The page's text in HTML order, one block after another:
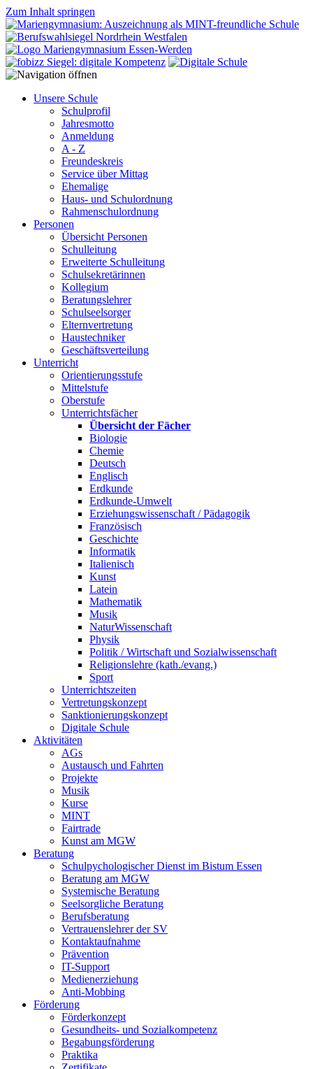
Zum Inhalt springen
Unsere Schule
Schulprofil
Jahresmotto
Anmeldung
A - Z
Freundeskreis
Service über Mittag
Ehemalige
Haus- und Schulordnung
Rahmenschulordnung
Personen
Übersicht Personen
Schulleitung
Erweiterte Schulleitung
Schulsekretärinnen
Kollegium
Beratungslehrer
Schulseelsorger
Elternvertretung
Haustechniker
Geschäftsverteilung
Unterricht
Orientierungsstufe
Mittelstufe
Oberstufe
Unterrichtsfächer
Übersicht der Fächer
Biologie
Chemie
Deutsch
Englisch
Erdkunde
Erdkunde-Umwelt
Erziehungswissenschaft / Pädagogik
Französisch
Geschichte
Informatik
Italienisch
Kunst
Latein
Mathematik
Musik
NaturWissenschaft
Physik
Politik / Wirtschaft und Sozialwissenschaft
Religionslehre (kath./evang.)
Sport
Unterrichtszeiten
Vertretungskonzept
Sanktionierungskonzept
Digitale Schule
Aktivitäten
AGs
Austausch und Fahrten
Projekte
Musik
Kurse
MINT
Fairtrade
Kunst am MGW
Beratung
Schulpychologischer Dienst im Bistum Essen
Beratung am MGW
Systemische Beratung
Seelsorgliche Beratung
Berufsberatung
Vertrauenslehrer der SV
Kontaktaufnahme
Prävention
IT-Support
Medienerziehung
Anti-Mobbing
Förderung
Förderkonzept
Gesundheits- und Sozialkompetenz
Begabungsförderung
Praktika